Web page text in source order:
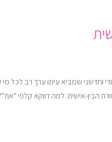
וחדשני שמביא עימו ערך רב לכל
הבין-אישית. למה דווקא